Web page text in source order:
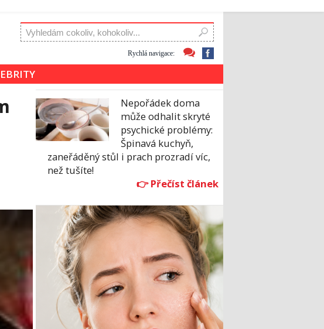
Rychlá navigace:
Nepořádek doma
může odhalit skryté
psychické problémy:
Špinavá kuchyň,
zaneřáděný stůl i prach prozradí víc,
než tušíte!